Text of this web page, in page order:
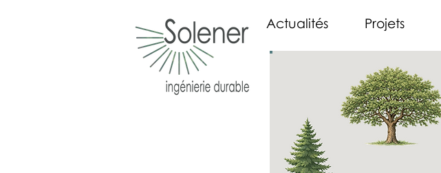
Actualités Projets